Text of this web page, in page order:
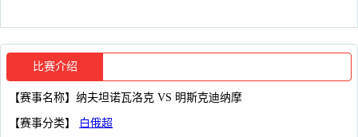
比赛介绍
【赛事名称】纳夫坦诺瓦洛克 VS 明斯克迪纳摩
【赛事分类】 白俄超